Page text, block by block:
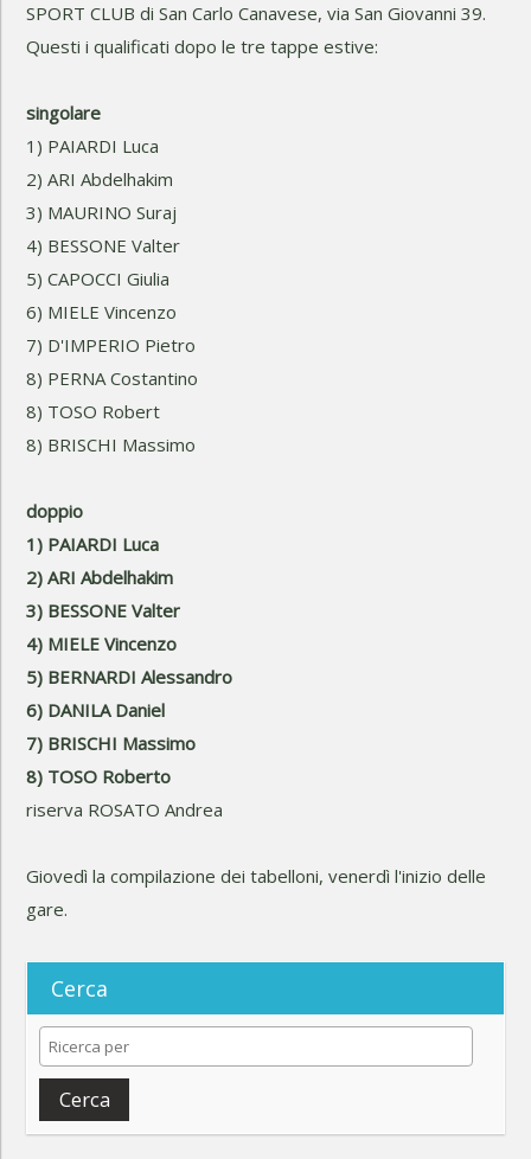
SPORT CLUB di San Carlo Canavese, via San Giovanni 39.
Questi i qualificati dopo le tre tappe estive:
singolare
1) PAIARDI Luca
2) ARI Abdelhakim
3) MAURINO Suraj
4) BESSONE Valter
5) CAPOCCI Giulia
6) MIELE Vincenzo
7) D'IMPERIO Pietro
8) PERNA Costantino
8) TOSO Robert
8) BRISCHI Massimo
doppio
1) PAIARDI Luca
2) ARI Abdelhakim
3) BESSONE Valter
4) MIELE Vincenzo
5) BERNARDI Alessandro
6) DANILA Daniel
7) BRISCHI Massimo
8) TOSO Roberto
riserva ROSATO Andrea
Giovedì la compilazione dei tabelloni, venerdì l'inizio delle
gare.
Cerca
Cerca